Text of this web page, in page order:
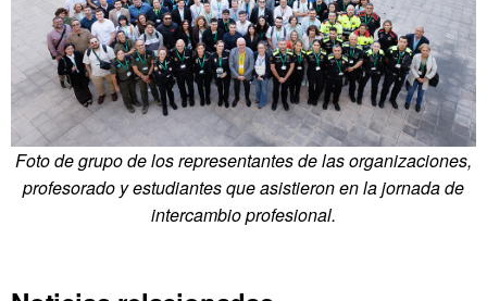
Foto de grupo de los representantes de las organizaciones,
profesorado y estudiantes que asistieron en la jornada de
intercambio profesional.